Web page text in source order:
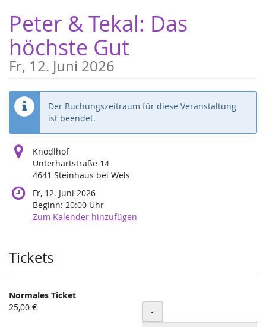
Haupt-
Inhalt
springen
Peter & Tekal: Das
höchste Gut
Fr, 12. Juni 2026
Der Buchungszeitraum für diese Veranstaltung
ist beendet.
Knödlhof
Unterhartstraße 14
4641 Steinhaus bei Wels
Fr, 12. Juni 2026
Beginn: 20:00 Uhr
Zum Kalender hinzufügen
Produkte
Tickets
Normales Ticket
25,00 €
Menge
-